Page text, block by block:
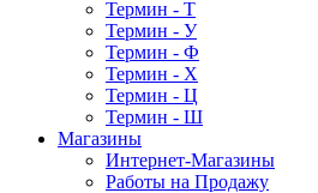
Термин - Т
Термин - У
Термин - Ф
Термин - Х
Термин - Ц
Термин - Ш
Магазины
Интернет-Магазины
Работы на Продажу